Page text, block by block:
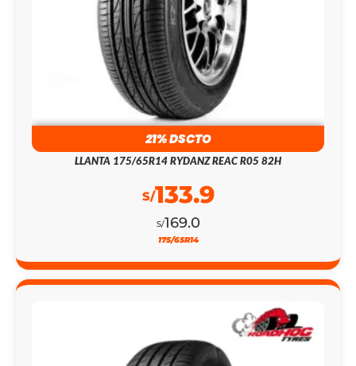
21% DSCTO
LLANTA 175/65R14 RYDANZ REAC R05 82H
S/169.0
S/133.9